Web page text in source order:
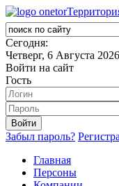
Сегодня:
Четверг, 6 Августа 2026
Войти на сайт
Гость
Забыл пароль?
Главная
Персоны